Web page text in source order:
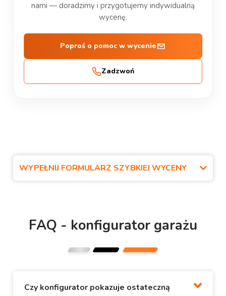
nami — doradzimy i przygotujemy indywidualną
wycenę.
Poproś o pomoc w wycenie
Zadzwoń
WYPEŁNIJ FORMULARZ SZYBKIEJ WYCENY
FAQ - konfigurator garażu
Czy konfigurator pokazuje ostateczną